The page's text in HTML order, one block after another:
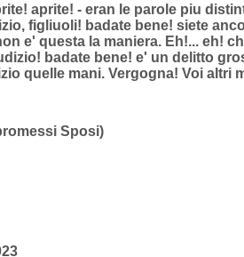
aprite! - eran le parole piu
figliuoli! badate bene! siete
e' questa la maniera. Eh!... eh!
badate bene! e' un delitto
quelle mani. Vergogna! Voi altri
Sposi)